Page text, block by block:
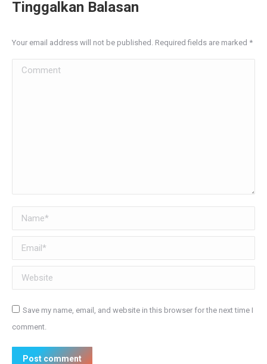
Tinggalkan Balasan
Your email address will not be published. Required fields are marked *
Comment
Name *
Email *
Website
Save my name, email, and website in this browser for the next time I
comment.
Post comment